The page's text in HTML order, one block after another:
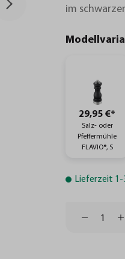
im
29,95 €*
Salz- oder
Pfeffermühle
FLAVIO®, S
Lieferzeit 1-